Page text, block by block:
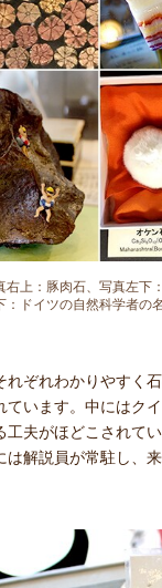
右上：豚肉石、写真左下
：ドイツの自然科学者の
れぞれわかりやすく
います。中にはク
工夫がほどこされて
は解説員が常駐し、